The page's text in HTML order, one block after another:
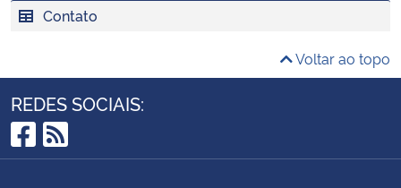
Contato
Voltar ao topo
REDES SOCIAIS:
Facebook
RSS